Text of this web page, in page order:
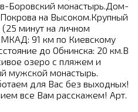
Боровский монастырь.Дом-
на Высоком.Крупный
минут на личном
МКАД: 91 км по Киевскому
до Обнинска: 20 км.В
озеро с пляжем и
мужской монастырь.
для Вас без выходных!
все Вам расскажем! Арт.